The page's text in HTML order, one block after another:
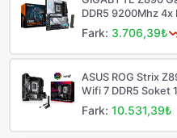
DDR5 9200Mhz
Fark: 3.706,39₺
ASUS ROG Strix
Wifi 7 DDR5 Soket
Fark:10.531,39₺